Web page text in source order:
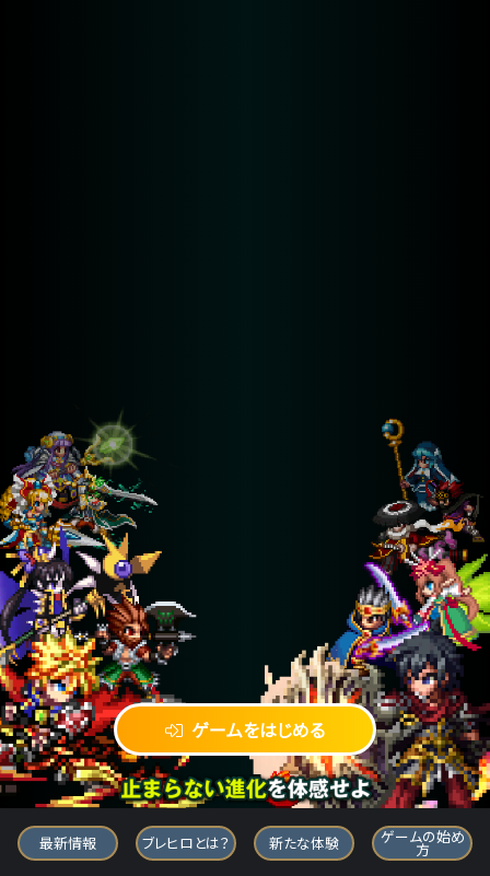
ゲームをはじめる
ブレイブ フロンティア ヒーローズ
最新情報 ブレヒロとは？ 新たな体験 ゲームの始め
方